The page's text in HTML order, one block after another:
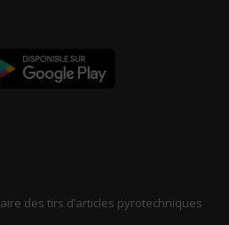
des tirs d’articles pyrotechniques